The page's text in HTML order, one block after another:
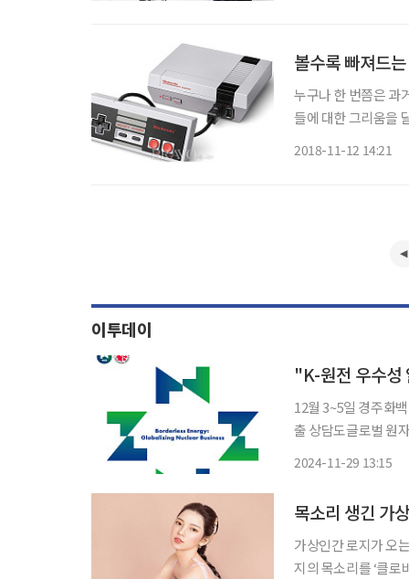
볼수록 빠져드
누구나 한 번쯤은 과
들에 대한 그리움을 달래줄
2018-11-12 14:21
이투데이
"K-원전 우수
12월 3~5일 경주화
출 상담도글로벌 원자력 현
2024-11-29 13:15
목소리 생긴 가
가상인간 로지가 오는 8일 라디오에 나온
지의 목소리를 ‘클로바 AI’ 음